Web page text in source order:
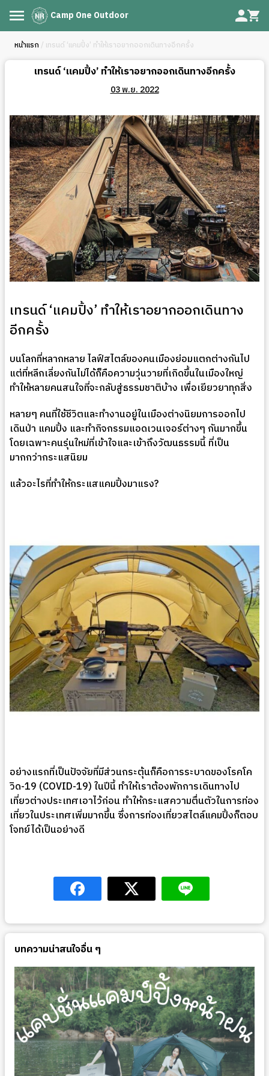
Camp One Outdoor
หน้าแรก / เทรนด์ ‘แคมปิ้ง’ ทำให้เราอยากออกเดินทางอีกครั้ง
เทรนด์ ‘แคมปิ้ง’ ทำให้เราอยากออกเดินทางอีกครั้ง
03 พ.ย. 2022
เทรนด์ ‘แคมปิ้ง’ ทำให้เราอยากออกเดินทาง
อีกครั้ง
บนโลกที่หลากหลาย ไลฟ์สไตล์ของคนเมืองย่อมแตกต่างกันไป
แต่ที่หลีกเลี่ยงกันไม่ได้ก็คือความวุ่นวายที่เกิดขึ้นในเมืองใหญ่
ทำให้หลายคนสนใจที่จะกลับสู่ธรรมชาติบ้าง เพื่อเยียวยาทุกสิ่ง
หลายๆ คนที่ใช้ชีวิตและทำงานอยู่ในเมืองต่างนิยมการออกไป
เดินป่า แคมปิ้ง และทำกิจกรรมแอดเวนเจอร์ต่างๆ กันมากขึ้น
โดยเฉพาะคนรุ่นใหม่ที่เข้าใจและเข้าถึงวัฒนธรรมนี้ ที่เป็น
มากกว่ากระแสนิยม
แล้วอะไรที่ทำให้กระแสแคมปิ้งมาแรง?
อย่างแรกที่เป็นปัจจัยที่มีส่วนกระตุ้นก็คือการระบาดของโรคโค
วิด-19 (COVID-19) ในปีนี้ ทำให้เราต้องพักการเดินทางไป
เที่ยวต่างประเทศเอาไว้ก่อน ทำให้กระแสความตื่นตัวในการท่อง
เที่ยวในประเทศเพิ่มมากขึ้น ซึ่งการท่องเที่ยวสไตล์แคมปิ้งก็ตอบ
โจทย์ได้เป็นอย่างดี
บทความน่าสนใจอื่น ๆ